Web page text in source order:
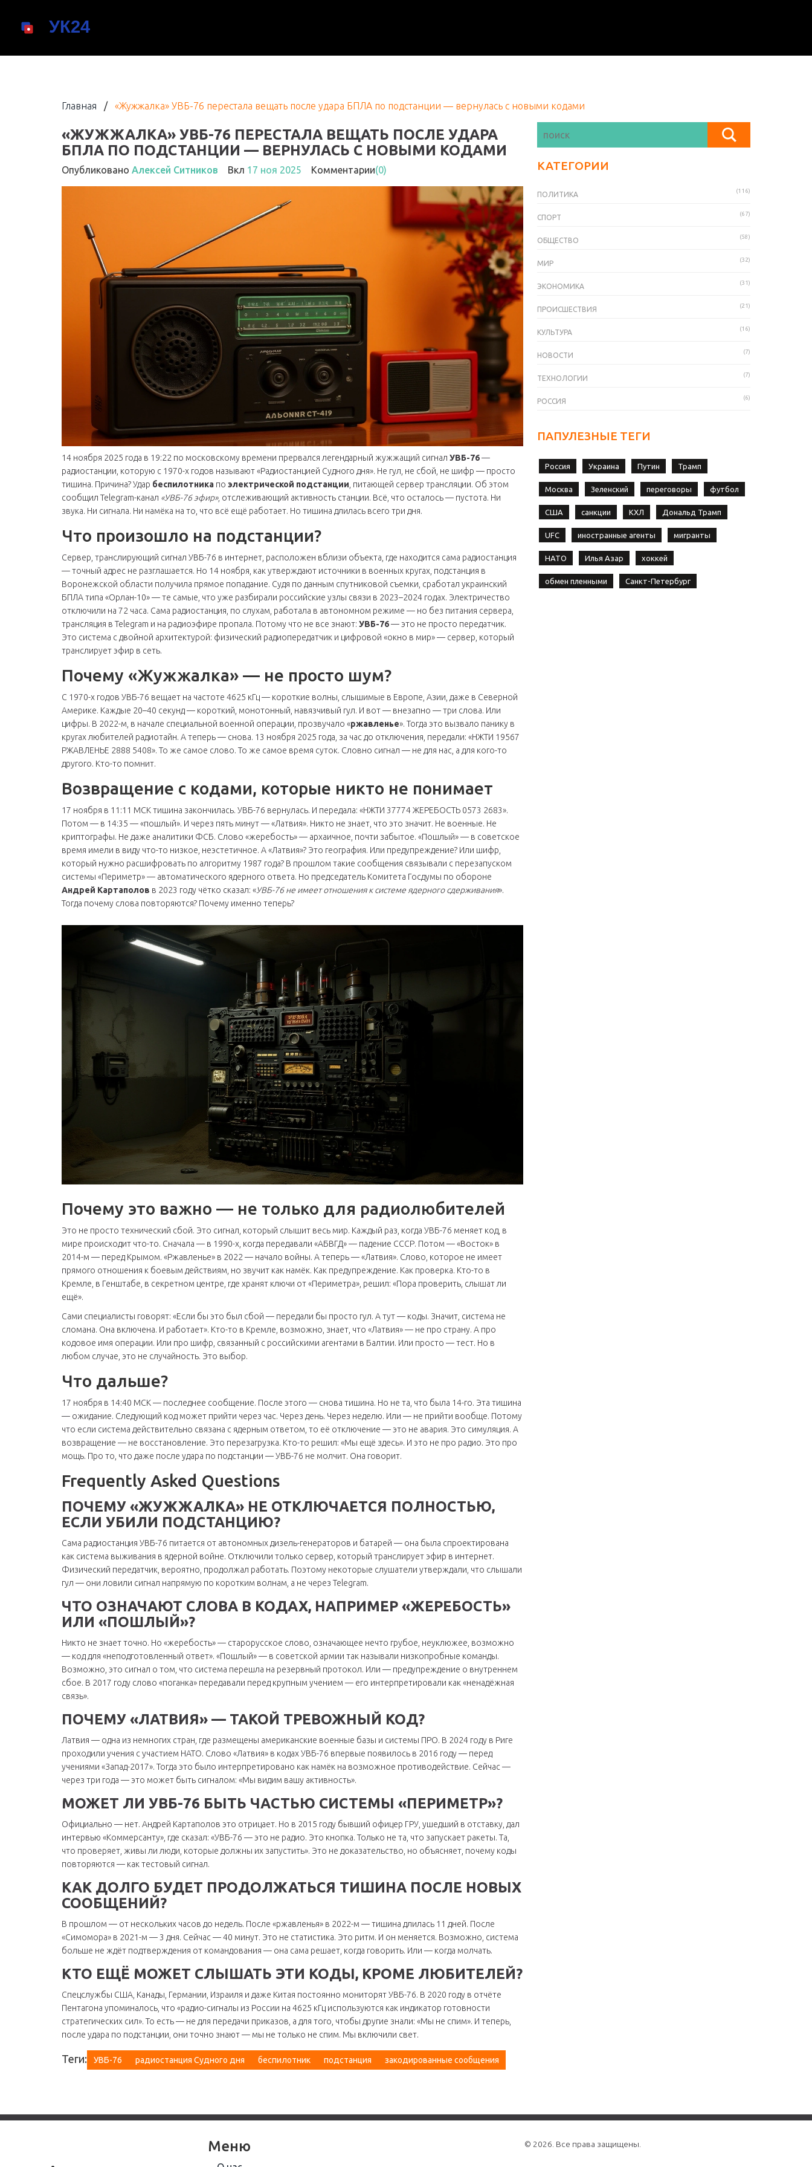
Главная / «Жужжалка» УВБ-76 перестала вещать после удара БПЛА по подстанции — вернулась с новыми кодами
«ЖУЖЖАЛКА» УВБ-76 ПЕРЕСТАЛА ВЕЩАТЬ ПОСЛЕ УДАРА
БПЛА ПО ПОДСТАНЦИИ — ВЕРНУЛАСЬ С НОВЫМИ КОДАМИ
Опубликовано Алексей Ситников Вкл 17 ноя 2025 Комментарии(0)
14 ноября 2025 года в 19:22 по московскому времени прервался легендарный жужжащий сигнал УВБ-76—
радиостанции, которую с 1970-х годов называют «Радиостанцией Судного дня». Не гул, не сбой, не шифр — просто
тишина. Причина? Удар беспилотника по электрической подстанции , питающей сервер трансляции. Об этом
сообщил Telegram-канал «УВБ-76 эфир», отслеживающий активность станции. Всё, что осталось — пустота. Ни
звука. Ни сигнала. Ни намёка на то, что всё ещё работает. Но тишина длилась всего три дня.
Что произошло на подстанции?
Сервер, транслирующий сигнал УВБ-76 в интернет, расположен вблизи объекта, где находится сама радиостанция
— точный адрес не разглашается. Но 14 ноября, как утверждают источники в военных кругах, подстанция в
Воронежской области получила прямое попадание. Судя по данным спутниковой съемки, сработал украинский
БПЛАтипа «Орлан-10» — те самые, что уже разбирали российские узлы связи в 2023–2024 годах. Электричество
отключили на 72 часа. Сама радиостанция, по слухам, работала в автономном режиме — но без питания сервера,
трансляция в Telegram и на радиоэфире пропала. Потому что не все знают: УВБ-76— это не просто передатчик.
Это система с двойной архитектурой: физический радиопередатчик и цифровой «окно в мир» — сервер, который
транслирует эфир в сеть.
Почему «Жужжалка» — не просто шум?
С 1970-х годов УВБ-76 вещает на частоте 4625 кГц — короткие волны, слышимые в Европе, Азии, даже в Северной
Америке. Каждые 20–40 секунд — короткий, монотонный, навязчивый гул. И вот — внезапно — три слова. Или
цифры. В 2022-м, в начале специальной военной операции, прозвучало «ржавленье». Тогда это вызвало панику в
кругах любителей радиотайн. А теперь — снова. 13 ноября 2025 года, за час до отключения, передали: «НЖТИ 19567
РЖАВЛЕНЬЕ 2888 5408». То же самое слово. То же самое время суток. Словно сигнал — не для нас, а для кого-то
другого. Кто-то помнит.
Возвращение с кодами, которые никто не понимает
17 ноября в 11:11 МСК тишина закончилась. УВБ-76 вернулась. И передала: «НЖТИ 37774 ЖЕРЕБОСТЬ 0573 2683».
Потом — в 14:35 — «пошлый». И через пять минут — «Латвия». Никто не знает, что это значит. Не военные. Не
криптографы. Не даже аналитики ФСБ. Слово «жеребость» — архаичное, почти забытое. «Пошлый» — в советское
время имели в виду что-то низкое, неэстетичное. А «Латвия»? Это география. Или предупреждение? Или шифр,
который нужно расшифровать по алгоритму 1987 года? В прошлом такие сообщения связывали с перезапуском
системы «Периметр»— автоматического ядерного ответа. Но председатель Комитета Госдумы по обороне
Андрей Картаполов в 2023 году чётко сказал: «УВБ-76 не имеет отношения к системе ядерного сдерживания».
Тогда почему слова повторяются? Почему именно теперь?
Почему это важно — не только для радиолюбителей
Это не просто технический сбой. Это сигнал, который слышит весь мир. Каждый раз, когда УВБ-76 меняет код, в
мире происходит что-то. Сначала — в 1990-х, когда передавали «АБВГД» — падение СССР. Потом — «Восток» в
2014-м — перед Крымом. «Ржавленье» в 2022 — начало войны. А теперь — «Латвия». Слово, которое не имеет
прямого отношения к боевым действиям, но звучит как намёк. Как предупреждение. Как проверка. Кто-то в
Кремле, в Генштабе, в секретном центре, где хранят ключи от «Периметра», решил: «Пора проверить, слышат ли
ещё».
Сами специалисты говорят: «Если бы это был сбой — передали бы просто гул. А тут — коды. Значит, система не
сломана. Она включена. И работает». Кто-то в Кремле, возможно, знает, что «Латвия» — не про страну. А про
кодовое имя операции. Или про шифр, связанный с российскими агентами в Балтии. Или просто — тест. Но в
любом случае, это не случайность. Это выбор.
Что дальше?
17 ноября в 14:40 МСК — последнее сообщение. После этого — снова тишина. Но не та, что была 14-го. Эта тишина
— ожидание. Следующий код может прийти через час. Через день. Через неделю. Или — не прийти вообще. Потому
что если система действительно связана с ядерным ответом, то её отключение — это не авария. Это симуляция. А
возвращение — не восстановление. Это перезагрузка. Кто-то решил: «Мы ещё здесь». И это не про радио. Это про
мощь. Про то, что даже после удара по подстанции —УВБ-76 не молчит. Она говорит.
Frequently Asked Questions
ПОЧЕМУ «ЖУЖЖАЛКА» НЕ ОТКЛЮЧАЕТСЯ ПОЛНОСТЬЮ,
ЕСЛИ УБИЛИ ПОДСТАНЦИЮ?
Сама радиостанция УВБ-76 питается от автономных дизель-генераторов и батарей — она была спроектирована
как система выживания в ядерной войне. Отключили только сервер, который транслирует эфир в интернет.
Физический передатчик, вероятно, продолжал работать. Поэтому некоторые слушатели утверждали, что слышали
гул — они ловили сигнал напрямую по коротким волнам, а не через Telegram.
ЧТО ОЗНАЧАЮТ СЛОВА В КОДАХ, НАПРИМЕР «ЖЕРЕБОСТЬ»
ИЛИ «ПОШЛЫЙ»?
Никто не знает точно. Но «жеребость» — старорусское слово, означающее нечто грубое, неуклюжее, возможно
— код для «неподготовленный ответ». «Пошлый» — в советской армии так называли низкопробные команды.
Возможно, это сигнал о том, что система перешла на резервный протокол. Или — предупреждение о внутреннем
сбое. В 2017 году слово «поганка» передавали перед крупным учением — его интерпретировали как «ненадёжная
связь».
ПОЧЕМУ «ЛАТВИЯ» — ТАКОЙ ТРЕВОЖНЫЙ КОД?
Латвия — одна из немногих стран, где размещены американские военные базы и системы ПРО. В 2024 году в Риге
проходили учения с участием НАТО. Слово «Латвия» в кодах УВБ-76 впервые появилось в 2016 году — перед
учениями «Запад-2017». Тогда это было интерпретировано как намёк на возможное противодействие. Сейчас —
через три года — это может быть сигналом: «Мы видим вашу активность».
МОЖЕТ ЛИ УВБ-76 БЫТЬ ЧАСТЬЮ СИСТЕМЫ «ПЕРИМЕТР»?
Официально — нет. Андрей Картаполов это отрицает. Но в 2015 году бывший офицер ГРУ, ушедший в отставку, дал
интервью «Коммерсанту», где сказал: «УВБ-76 — это не радио. Это кнопка. Только не та, что запускает ракеты. Та,
что проверяет, живы ли люди, которые должны их запустить». Это не доказательство, но объясняет, почему коды
повторяются — как тестовый сигнал.
КАК ДОЛГО БУДЕТ ПРОДОЛЖАТЬСЯ ТИШИНА ПОСЛЕ НОВЫХ
СООБЩЕНИЙ?
В прошлом — от нескольких часов до недель. После «ржавленья» в 2022-м — тишина длилась 11 дней. После
«Симомора» в 2021-м — 3 дня. Сейчас — 40 минут. Это не статистика. Это ритм. И он меняется. Возможно, система
больше не ждёт подтверждения от командования — она сама решает, когда говорить. Или — когда молчать.
КТО ЕЩЁ МОЖЕТ СЛЫШАТЬ ЭТИ КОДЫ, КРОМЕ ЛЮБИТЕЛЕЙ?
Спецслужбы США, Канады, Германии, Израиля и даже Китая постоянно мониторят УВБ-76. В 2020 году в отчёте
Пентагона упоминалось, что «радио-сигналы из России на 4625 кГц используются как индикатор готовности
стратегических сил». То есть — не для передачи приказов, а для того, чтобы другие знали: «Мы не спим». И теперь,
после удара по подстанции, они точно знают — мы не только не спим. Мы включили свет.
Теги: УВБ-76 радиостанция Судного дня беспилотник подстанция закодированные сообщения
КАТЕГОРИИ
ПОЛИТИКА (116)
СПОРТ (67)
ОБЩЕСТВО (58)
МИР (32)
ЭКОНОМИКА (31)
ПРОИСШЕСТВИЯ (21)
КУЛЬТУРА (16)
НОВОСТИ (7)
ТЕХНОЛОГИИ (7)
РОССИЯ (6)
ПАПУЛЕЗНЫЕ ТЕГИ
Россия Украина Путин Трамп
Москва Зеленский переговоры футбол
США санкции КХЛ Дональд Трамп
UFC иностранные агенты мигранты
НАТО Илья Азар хоккей
обмен пленными Санкт-Петербург
Меню © 2026. Все права защищены.